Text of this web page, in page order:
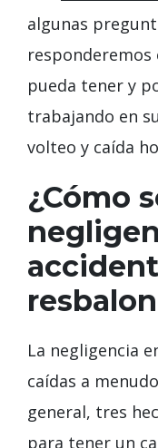
algunas
pueda tener y
trabajando en
volteo y caída
¿Cómo
La negligencia
caídas a
general, tres
para tener un